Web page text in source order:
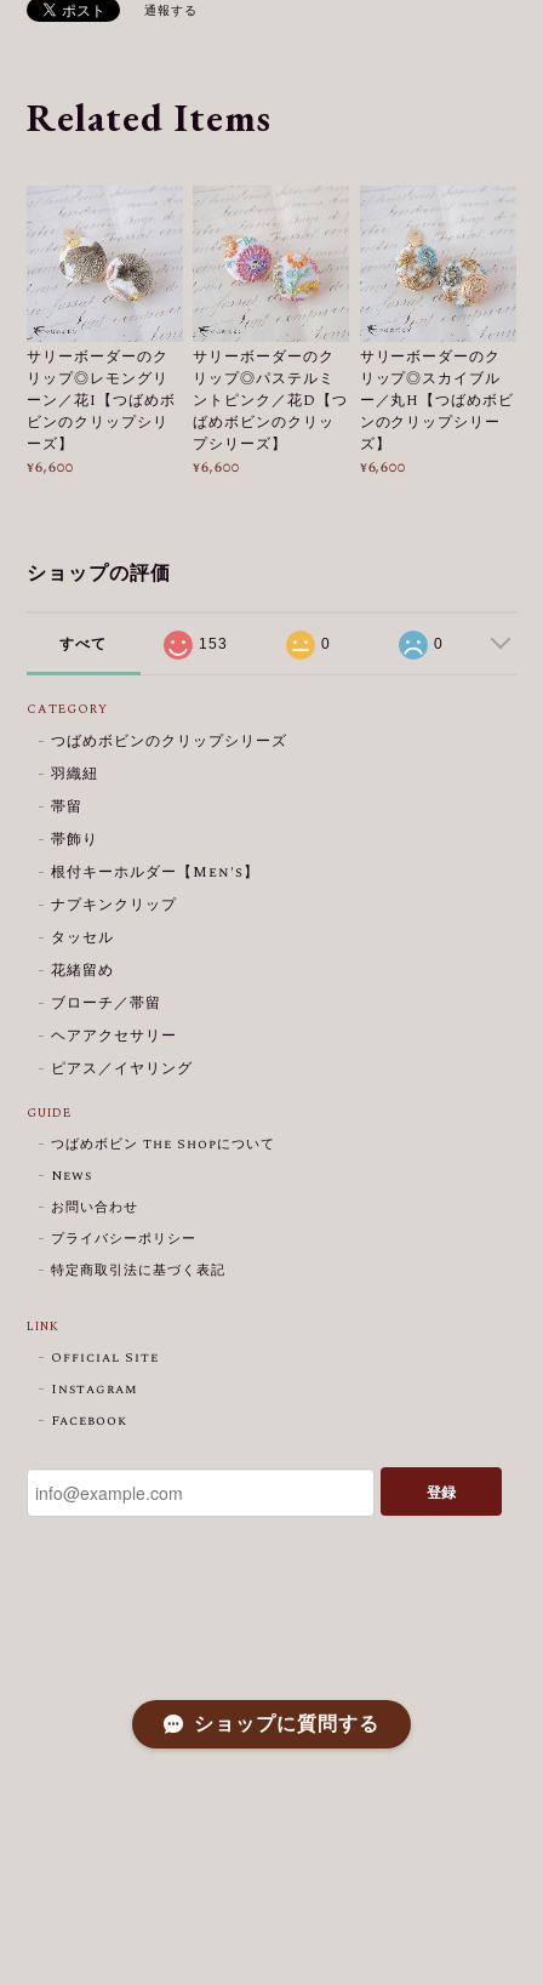
通報する
Related Items
サリーボーダーのク
リップ◎レモングリ
ーン／花I【つばめボ
ビンのクリップシリ
ーズ】
¥6,600
サリーボーダーのク
リップ◎パステルミ
ントピンク／花D【つ
ばめボビンのクリッ
プシリーズ】
¥6,600
サリーボーダーのク
リップ◎スカイブル
ー／丸H【つばめボビ
ンのクリップシリー
ズ】
¥6,600
ショップの評価
すべて 153 0 0
CATEGORY
つばめボビンのクリップシリーズ
羽織紐
帯留
帯飾り
根付キーホルダー【Men's】
ナプキンクリップ
タッセル
花緒留め
ブローチ／帯留
ヘアアクセサリー
ピアス／イヤリング
GUIDE
つばめボビン The Shopについて
News
お問い合わせ
プライバシーポリシー
特定商取引法に基づく表記
LINK
Official Site
Instagram
Facebook
登録
ショップに質問する